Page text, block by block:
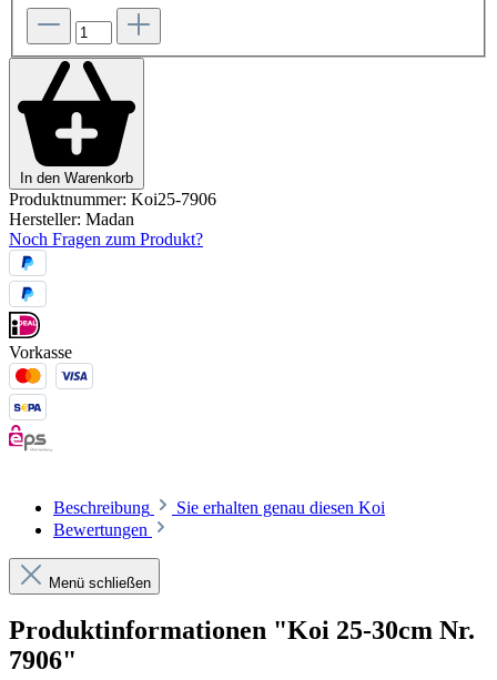
In den Warenkorb
Produktnummer: Koi25-7906
Hersteller: Madan
Noch Fragen zum Produkt?
Vorkasse
Beschreibung
Sie erhalten genau diesen Koi
Bewertungen
Menü schließen
Produktinformationen "Koi 25-30cm Nr.
7906"